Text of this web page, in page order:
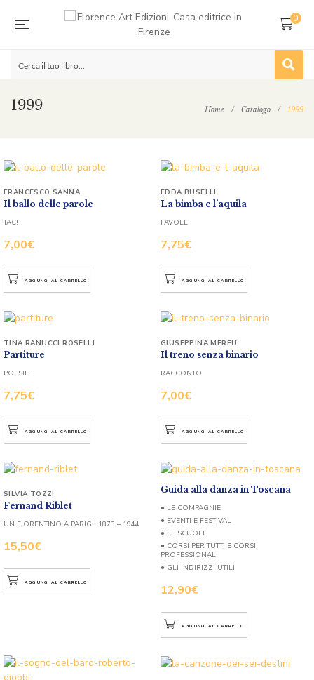
0
1999 Home / Catalogo / 1999
Il ballo delle parole
7,00€
FRANCESCO SANNA
TAC!
AGGIUNGI AL CARRELLO
La bimba e l’aquila
7,75€
EDDA BUSELLI
FAVOLE
AGGIUNGI AL CARRELLO
Partiture
7,75€
TINA RANUCCI ROSELLI
POESIE
AGGIUNGI AL CARRELLO
Il treno senza binario
7,00€
GIUSEPPINA MEREU
RACCONTO
AGGIUNGI AL CARRELLO
Fernand Riblet
15,50€
SILVIA TOZZI
UN FIORENTINO A PARIGI. 1873 – 1944
AGGIUNGI AL CARRELLO
Guida alla danza in Toscana
12,90€
● LE COMPAGNIE
● EVENTI E FESTIVAL
● LE SCUOLE
● CORSI PER TUTTI E CORSI
PROFESSIONALI
● GLI INDIRIZZI UTILI
AGGIUNGI AL CARRELLO